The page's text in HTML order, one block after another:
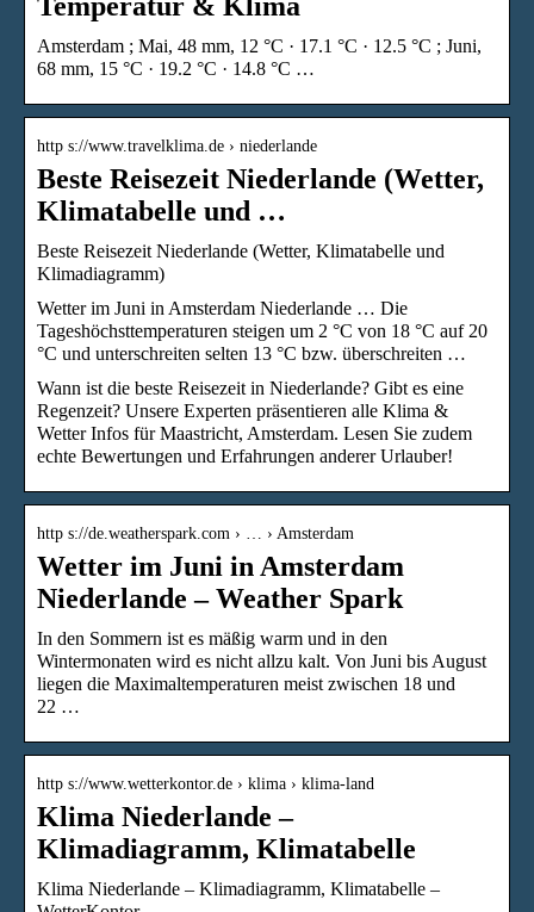
Amsterdam ; Mai, 48 mm, 12 °C · 17.1 °C · 12.5 °C ; Juni,
68 mm, 15 °C · 19.2 °C · 14.8 °C …
http s://www.travelklima.de › niederlande
Beste Reisezeit Niederlande (Wetter,
Klimatabelle und …
Beste Reisezeit Niederlande (Wetter, Klimatabelle und
Klimadiagramm)
Wetter im Juni in Amsterdam Niederlande … Die
Tageshöchsttemperaturen steigen um 2 °C von 18 °C auf 20
°C und unterschreiten selten 13 °C bzw. überschreiten …
Wann ist die beste Reisezeit in Niederlande? Gibt es eine
Regenzeit? Unsere Experten präsentieren alle Klima &
Wetter Infos für Maastricht, Amsterdam. Lesen Sie zudem
echte Bewertungen und Erfahrungen anderer Urlauber!
http s://de.weatherspark.com › … › Amsterdam
Wetter im Juni in Amsterdam
Niederlande – Weather Spark
In den Sommern ist es mäßig warm und in den
Wintermonaten wird es nicht allzu kalt. Von Juni bis August
liegen die Maximaltemperaturen meist zwischen 18 und
22 …
http s://www.wetterkontor.de › klima › klima-land
Klima Niederlande –
Klimadiagramm, Klimatabelle
Klima Niederlande – Klimadiagramm, Klimatabelle –